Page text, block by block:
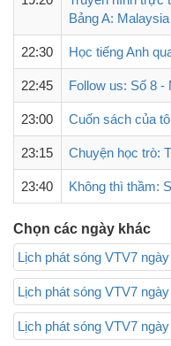
Bảng A:
22:30 Học tiếng Anh
22:45 Follow us: Số 8 -
23:00 Cuốn sách của
23:15 Chuyện học trò:
23:40 Không thì thầm:
Chọn các ngày khác
Lịch phát sóng VTV7
Lịch phát sóng VTV7
Lịch phát sóng VTV7